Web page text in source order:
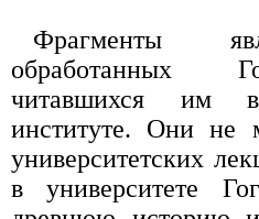
Фрагменты
обработанных
читавшихся им в
институте. Они не
университетских
в университете